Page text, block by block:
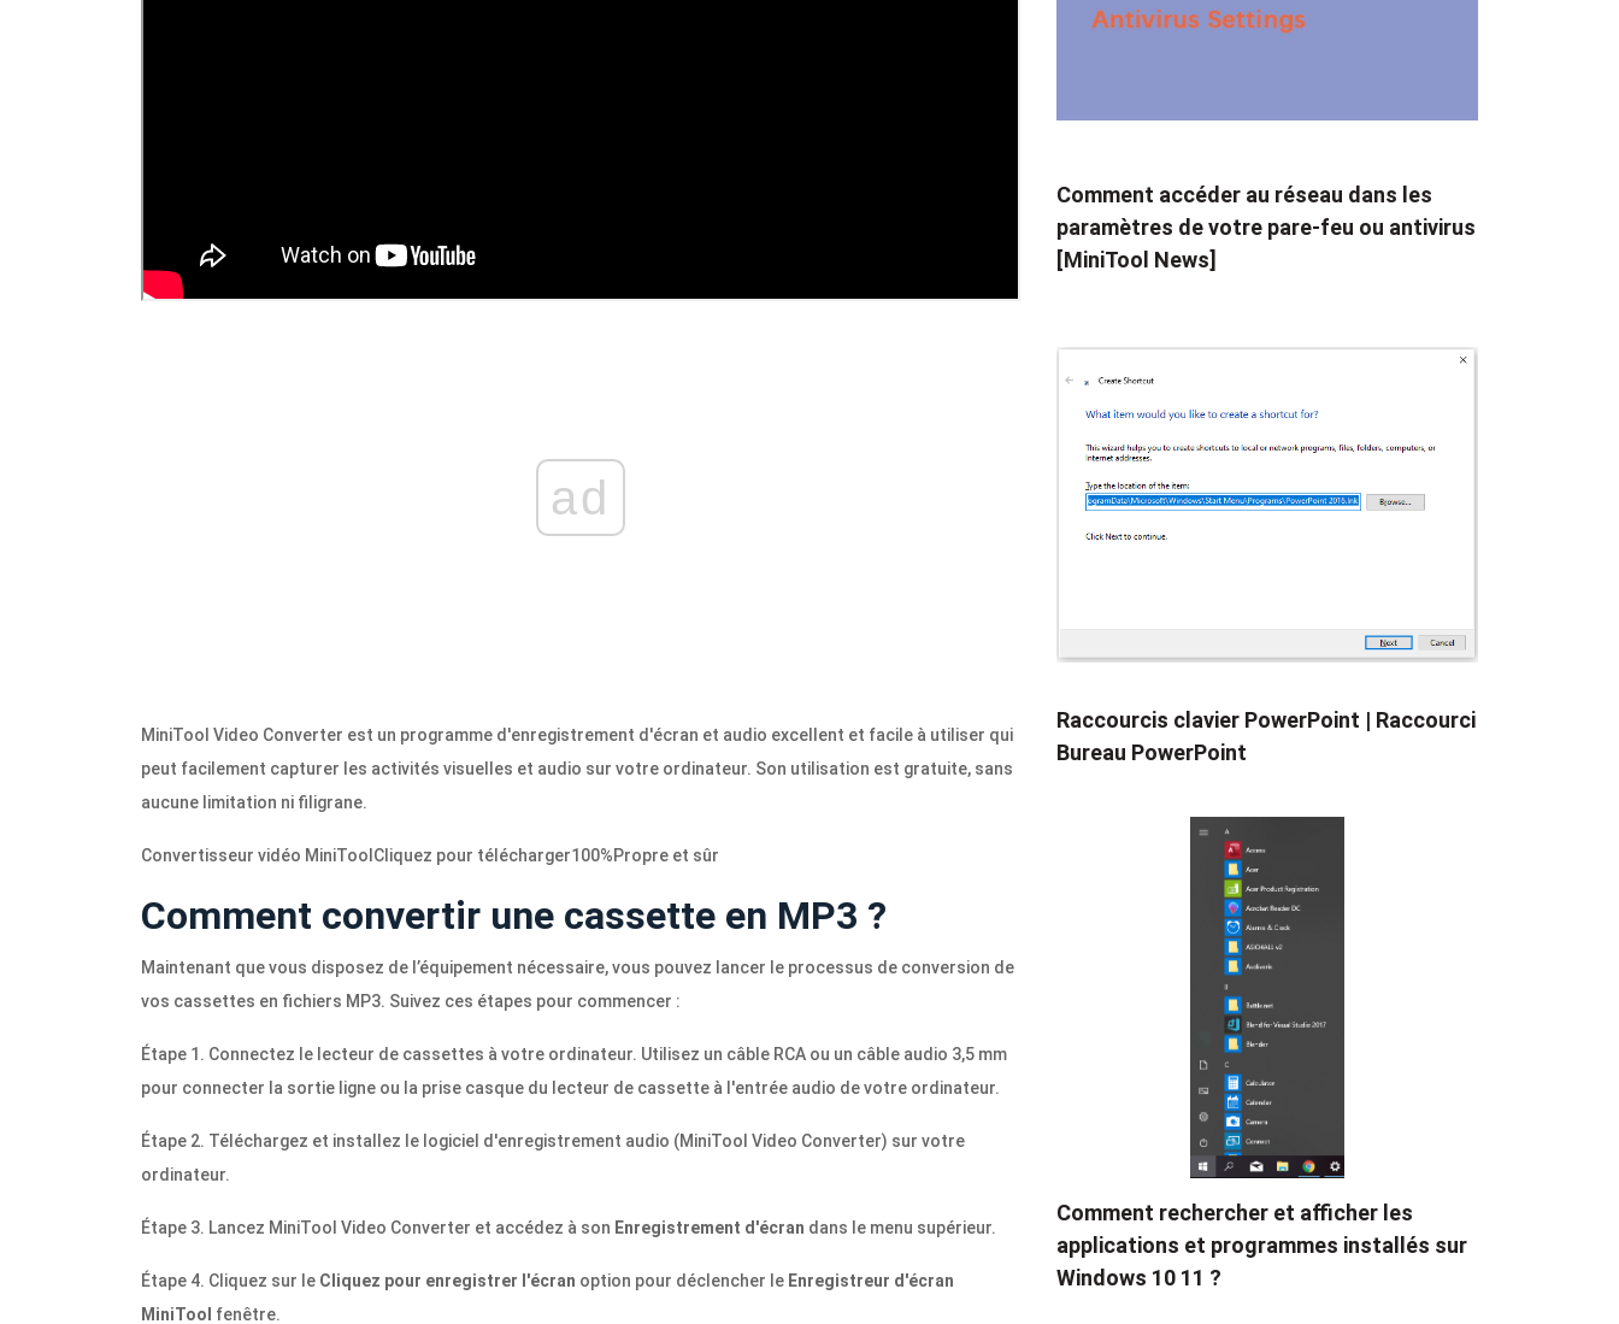
ad
MiniTool Video Converter est un programme d'enregistrement d'écran et audio excellent et facile à utiliser qui
peut facilement capturer les activités visuelles et audio sur votre ordinateur. Son utilisation est gratuite, sans
aucune limitation ni filigrane.
Convertisseur vidéo MiniTool Cliquez pour télécharger100%Propre et sûr
Comment convertir une cassette en MP3 ?
Maintenant que vous disposez de l’équipement nécessaire, vous pouvez lancer le processus de conversion de
vos cassettes en fichiers MP3. Suivez ces étapes pour commencer :
Étape 1. Connectez le lecteur de cassettes à votre ordinateur. Utilisez un câble RCA ou un câble audio 3,5 mm
pour connecter la sortie ligne ou la prise casque du lecteur de cassette à l'entrée audio de votre ordinateur.
Étape 2. Téléchargez et installez le logiciel d'enregistrement audio (MiniTool Video Converter) sur votre
ordinateur.
Étape 3. Lancez MiniTool Video Converter et accédez à son Enregistrement d'écran dans le menu supérieur.
Étape 4. Cliquez sur le Cliquez pour enregistrer l'écran option pour déclencher le Enregistreur d'écran
MiniTool fenêtre.
Comment accéder au réseau dans les
paramètres de votre pare-feu ou antivirus
[MiniTool News]
Raccourcis clavier PowerPoint | Raccourci
Bureau PowerPoint
Comment rechercher et afficher les
applications et programmes installés sur
Windows 10 11 ?